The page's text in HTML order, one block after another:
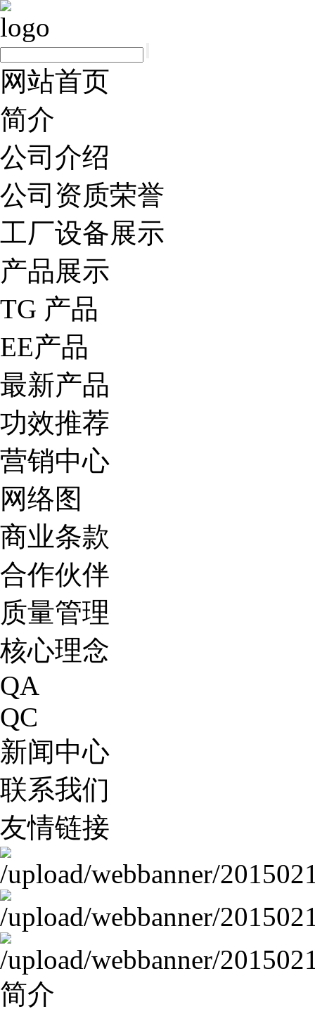
网站首页
简介
公司介绍
公司资质荣誉
工厂设备展示
产品展示
TG 产品
EE产品
最新产品
功效推荐
营销中心
网络图
商业条款
合作伙伴
质量管理
核心理念
QA
QC
新闻中心
联系我们
友情链接
简介